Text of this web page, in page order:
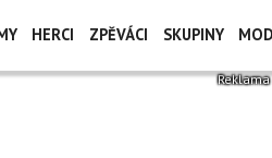
HERCI ZPĚVÁCI SKUPINY